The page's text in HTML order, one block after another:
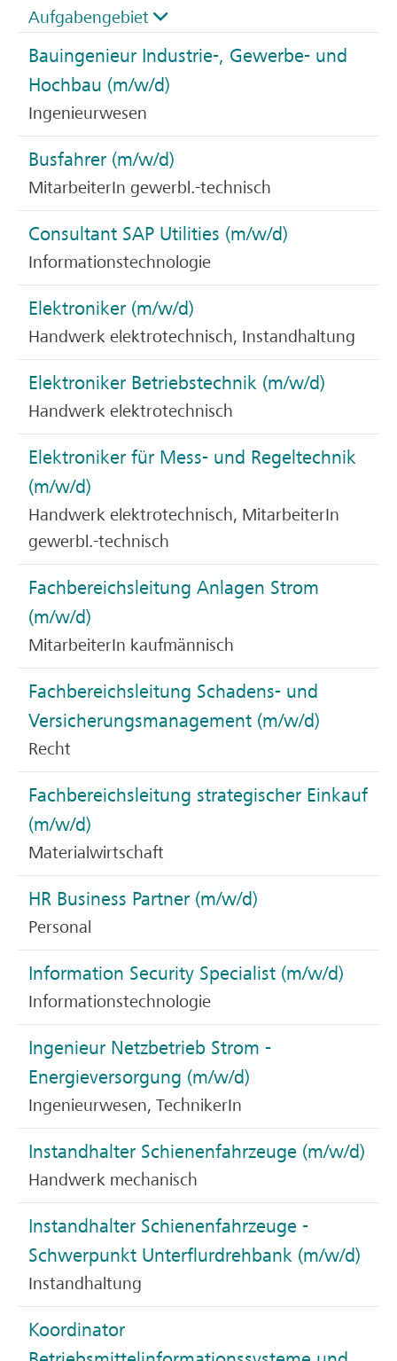
Aufgabengebiet
Bauingenieur Industrie-, Gewerbe- und
Hochbau (m/w/d)
Ingenieurwesen
Busfahrer (m/w/d)
MitarbeiterIn gewerbl.-technisch
Consultant SAP Utilities (m/w/d)
Informationstechnologie
Elektroniker (m/w/d)
Handwerk elektrotechnisch, Instandhaltung
Elektroniker Betriebstechnik (m/w/d)
Handwerk elektrotechnisch
Elektroniker für Mess- und Regeltechnik
(m/w/d)
Handwerk elektrotechnisch, MitarbeiterIn
gewerbl.-technisch
Fachbereichsleitung Anlagen Strom
(m/w/d)
MitarbeiterIn kaufmännisch
Fachbereichsleitung Schadens- und
Versicherungsmanagement (m/w/d)
Recht
Fachbereichsleitung strategischer Einkauf
(m/w/d)
Materialwirtschaft
HR Business Partner (m/w/d)
Personal
Information Security Specialist (m/w/d)
Informationstechnologie
Ingenieur Netzbetrieb Strom -
Energieversorgung (m/w/d)
Ingenieurwesen, TechnikerIn
Instandhalter Schienenfahrzeuge (m/w/d)
Handwerk mechanisch
Instandhalter Schienenfahrzeuge -
Schwerpunkt Unterflurdrehbank (m/w/d)
Instandhaltung
Koordinator